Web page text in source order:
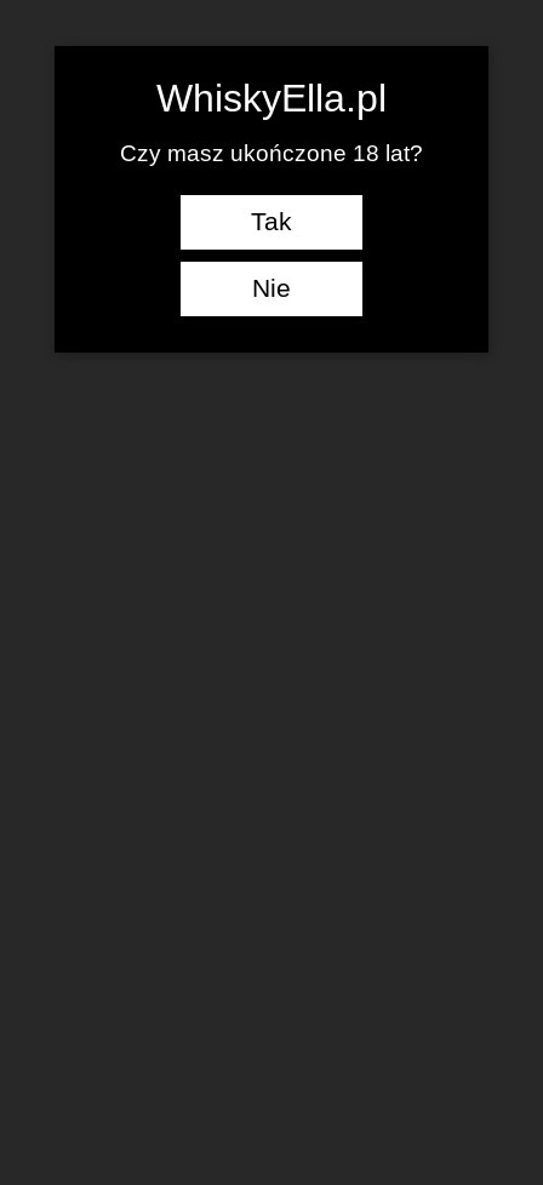
WhiskyElla.pl
Czy masz ukończone 18 lat?
Tak
Nie